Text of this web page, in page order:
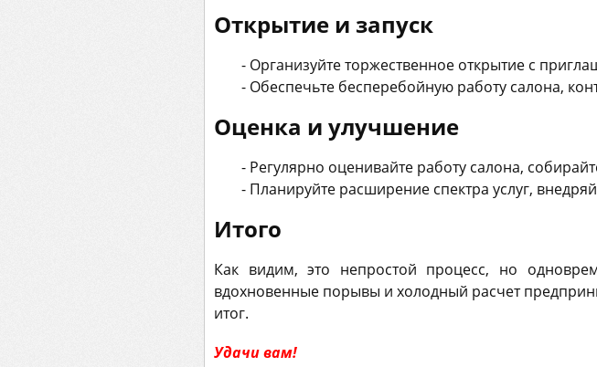
Открытие и запуск
- Организуйте торжественное открытие с
- Обеспечьте бесперебойную работу салона,
Оценка и улучшение
- Регулярно оценивайте работу салона,
- Планируйте расширение спектра услуг,
Итого
Как видим, это непростой процесс, но
вдохновенные порывы и холодный расчет
итог.
Удачи вам!